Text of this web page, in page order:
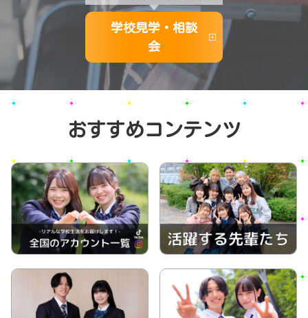
学校見学・相談
会
おすすめコンテンツ